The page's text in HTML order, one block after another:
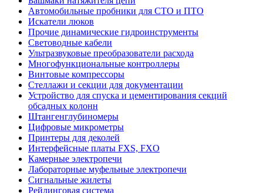
Автомобильные пробники для СТО и ПТО
Искатели люков
Прочие динамические гидроинструменты
Световодные кабели
Ультразвуковые преобразователи расхода
Многофункциональные контроллеры
Винтовые компрессоры
Стеллажи и секции для документации
Устройство для спуска и цементирования секций
обсадных колонн
Штангенглубиномеры
Цифровые микрометры
Принтеры для деколей
Интерфейсные платы FXS, FXO
Камерные электропечи
Лабораторные муфельные электропечи
Сигнальные жилеты
Рейлинговая система